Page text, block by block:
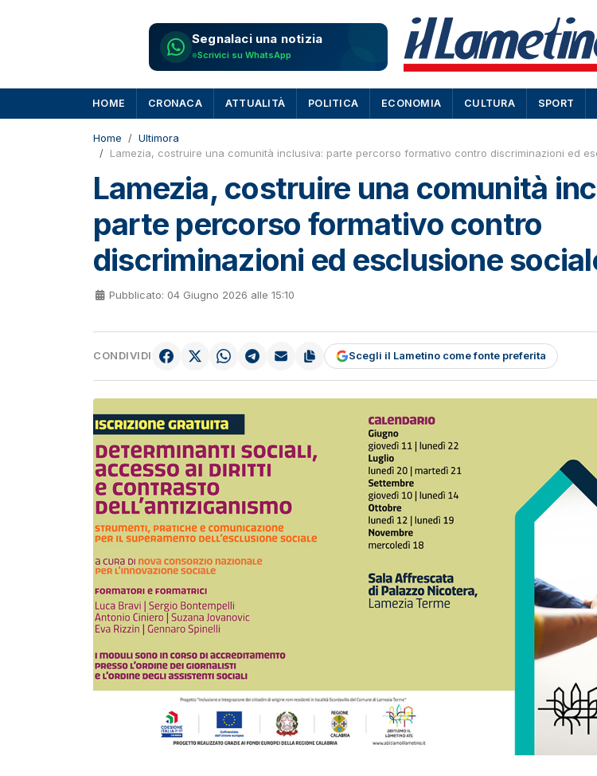
Segnalaci una notizia
Scrivici su WhatsApp
HOME CRONACA ATTUALITÀ POLITICA ECONOMIA CULTURA SPORT
Home
Ultimora
Lamezia, costruire una comunità inclusiva: parte percorso formativo contro discriminazioni ed
Lamezia, costruire una comunità
parte percorso formativo contro
discriminazioni ed esclusione
Pubblicato: 04 Giugno 2026 alle 15:10
CONDIVIDI Scegli il Lametino come fonte preferita